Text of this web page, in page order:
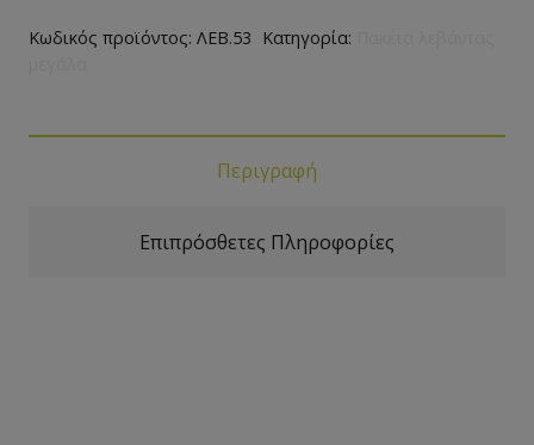
Κωδικός προϊόντος: ΛΕΒ.53 Κατηγορία:
Περιγραφή
Επιπρόσθετες Πληροφορίες